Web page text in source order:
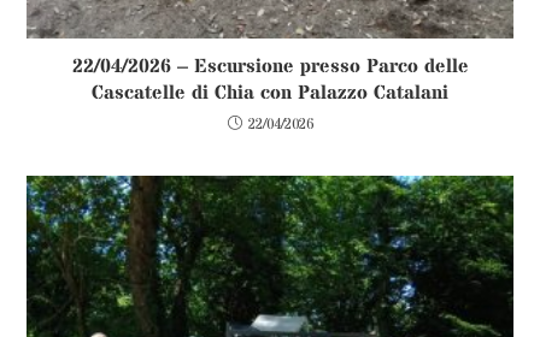
22/04/2026 – Escursione presso Parco delle
Cascatelle di Chia con Palazzo Catalani
22/04/2026